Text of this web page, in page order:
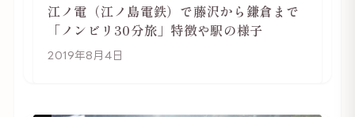
江ノ電（江ノ島電鉄）で藤沢から鎌倉まで
「ノンビリ30分旅」特徴や駅の様子
2019年8月4日